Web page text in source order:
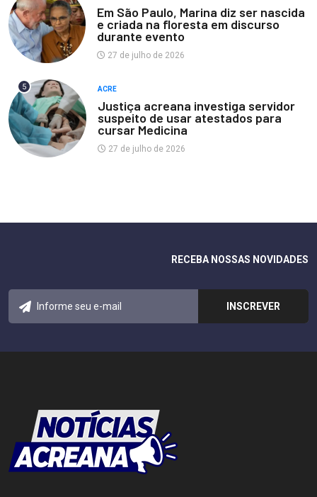
Em São Paulo, Marina diz ser nascida
e criada na floresta em discurso
durante evento
27 de julho de 2026
5 ACRE
Justiça acreana investiga servidor
suspeito de usar atestados para
cursar Medicina
27 de julho de 2026
RECEBA NOSSAS NOVIDADES